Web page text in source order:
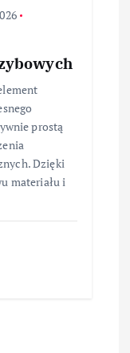
prostą
Dzięki
materiału i